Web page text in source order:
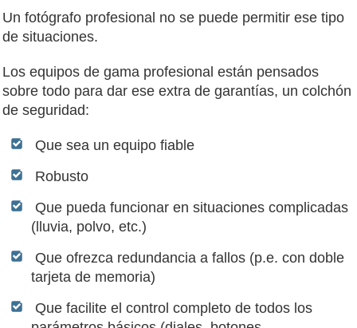
Un fotógrafo profesional no se puede permitir ese tipo
de situaciones.
Los equipos de gama profesional están pensados
sobre todo para dar ese extra de garantías, un colchón
de seguridad:
Que sea un equipo fiable
Robusto
Que pueda funcionar en situaciones complicadas
(lluvia, polvo, etc.)
Que ofrezca redundancia a fallos (p.e. con doble
tarjeta de memoria)
Que facilite el control completo de todos los